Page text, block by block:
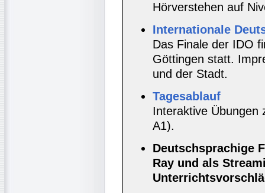
Hörverstehen auf
Internationale
Das Finale der IDO
Göttingen statt.
und der Stadt.
Tagesablauf
Interaktive Übungen
A1).
Deutschsprachige
Ray und als